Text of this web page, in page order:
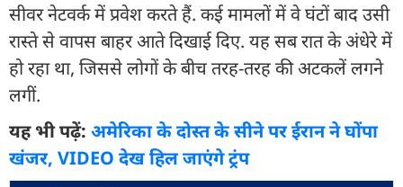
सीवर नेटवर्क में प्रवेश करते हैं. कई मामलों में वे घंटों बाद उसी
रास्ते से वापस बाहर आते दिखाई दिए. यह सब रात के अंधेरे में
हो रहा था, जिससे लोगों के बीच तरह-तरह की अटकलें लगने
लगीं.
यह भी पढ़ें: अमेरिका के दोस्त के सीने पर ईरान ने घोंपा
खंजर, VIDEO देख हिल जाएंगे ट्रंप